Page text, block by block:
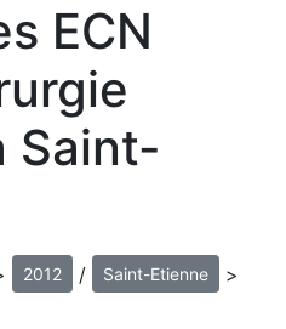
ECN
Saint-
2012 / Saint-Etienne >